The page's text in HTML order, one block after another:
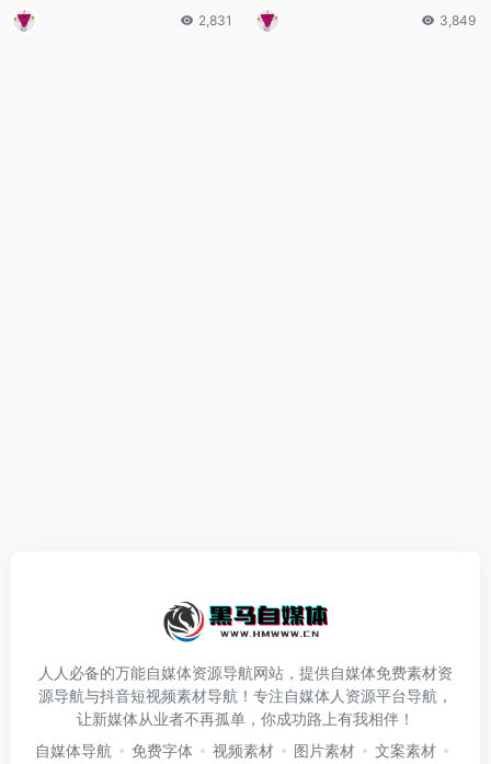
2,831 3,849
人人必备的万能自媒体资源导航网站，提供自媒体免费素材资
源导航与抖音短视频素材导航！专注自媒体人资源平台导航，
让新媒体从业者不再孤单，你成功路上有我相伴！
自媒体导航
免费字体 视频素材 图片素材 文案素材